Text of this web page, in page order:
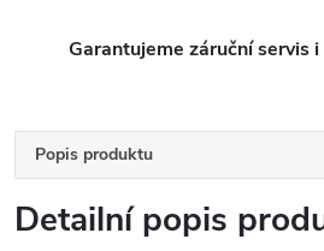
Garantujeme záruční servis
Popis produktu
Detailní popis